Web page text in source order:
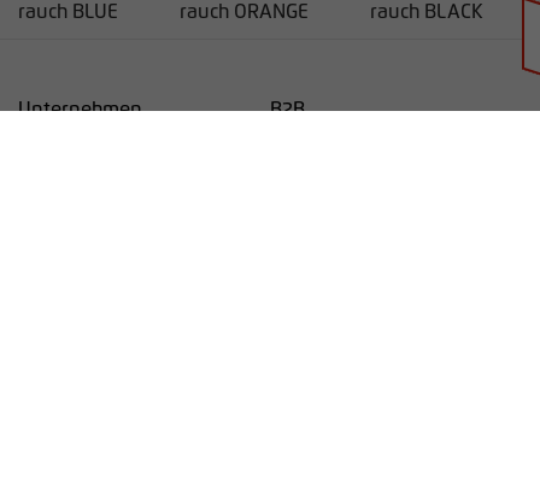
rauch BLUE rauch ORANGE rauch BLACK
Unternehmen B2B